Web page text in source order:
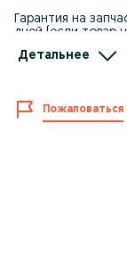
Гарантия на
дней (если товар
Мы явл.
-Качество и
-Запчасти в
накопительная
-Отправляем по
Детальнее
Пожаловаться